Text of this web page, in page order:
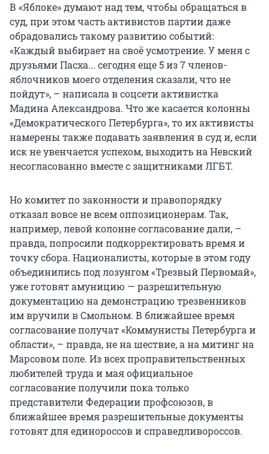
В «Яблоке» думают над тем, чтобы обращаться в
суд, при этом часть активистов партии даже
обрадовались такому развитию событий:
«Каждый выбирает на своё усмотрение. У меня с
друзьями Пасха... сегодня еще 5 из 7 членов-
яблочников моего отделения сказали, что не
пойдут», – написала в соцсети активистка
Мадина Александрова. Что же касается колонны
«Демократического Петербурга», то их активисты
намерены также подавать заявления в суд и, если
иск не увенчается успехом, выходить на Невский
несогласованно вместе с защитниками ЛГБТ.
Но комитет по законности и правопорядку
отказал вовсе не всем оппозиционерам. Так,
например, левой колонне согласование дали, –
правда, попросили подкорректировать время и
точку сбора. Националисты, которые в этом году
объединились под лозунгом «Трезвый Первомай»,
уже готовят амуницию — разрешительную
документацию на демонстрацию трезвенников
им вручили в Смольном. В ближайшее время
согласование получат «Коммунисты Петербурга и
области», – правда, не на шествие, а на митинг на
Марсовом поле. Из всех проправительственных
любителей труда и мая официальное
согласование получили пока только
представители Федерации профсоюзов, в
ближайшее время разрешительные документы
готовят для единороссов и справедливороссов.